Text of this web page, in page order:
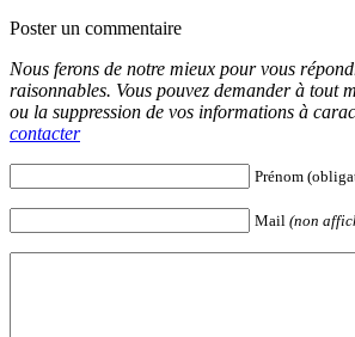
Poster un commentaire
Nous ferons de notre mieux pour vous
raisonnables. Vous pouvez demander à tout
ou la suppression de vos informations à
contacter
Prénom
Mail (non